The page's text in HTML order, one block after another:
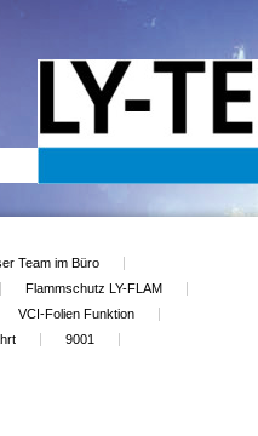
Team im Büro
Flammschutz LY-FLAM
VCI-Folien Funktion
9001